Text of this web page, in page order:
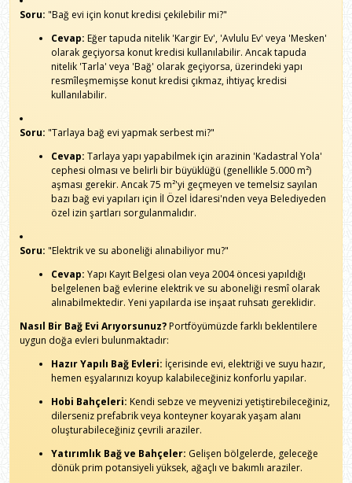
Soru: "Bağ evi için konut kredisi çekilebilir mi?"
Cevap: Eğer tapuda nitelik 'Kargir Ev', 'Avlulu Ev' veya 'Mesken'
olarak geçiyorsa konut kredisi kullanılabilir. Ancak tapuda
nitelik 'Tarla' veya 'Bağ' olarak geçiyorsa, üzerindeki yapı
resmîleşmemişse konut kredisi çıkmaz, ihtiyaç kredisi
kullanılabilir.
Soru: "Tarlaya bağ evi yapmak serbest mi?"
Cevap: Tarlaya yapı yapabilmek için arazinin 'Kadastral Yola'
cephesi olması ve belirli bir büyüklüğü (genellikle 5.000 m²)
aşması gerekir. Ancak 75 m²'yi geçmeyen ve temelsiz sayılan
bazı bağ evi yapıları için İl Özel İdaresi'nden veya Belediyeden
özel izin şartları sorgulanmalıdır.
Soru: "Elektrik ve su aboneliği alınabiliyor mu?"
Cevap: Yapı Kayıt Belgesi olan veya 2004 öncesi yapıldığı
belgelenen bağ evlerine elektrik ve su aboneliği resmî olarak
alınabilmektedir. Yeni yapılarda ise inşaat ruhsatı gereklidir.
Nasıl Bir Bağ Evi Arıyorsunuz?Portföyümüzde farklı beklentilere
uygun doğa evleri bulunmaktadır:
Hazır Yapılı Bağ Evleri: İçerisinde evi, elektriği ve suyu hazır,
hemen eşyalarınızı koyup kalabileceğiniz konforlu yapılar.
Hobi Bahçeleri: Kendi sebze ve meyvenizi yetiştirebileceğiniz,
dilerseniz prefabrik veya konteyner koyarak yaşam alanı
oluşturabileceğiniz çevrili araziler.
Yatırımlık Bağ ve Bahçeler: Gelişen bölgelerde, geleceğe
dönük prim potansiyeli yüksek, ağaçlı ve bakımlı araziler.